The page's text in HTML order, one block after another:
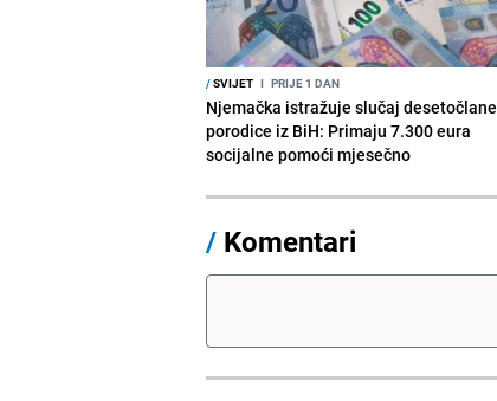
/SVIJET I PRIJE 1 DAN
Njemačka istražuje slučaj desetočlane
porodice iz BiH: Primaju 7.300 eura
socijalne pomoći mjesečno
/ Komentari